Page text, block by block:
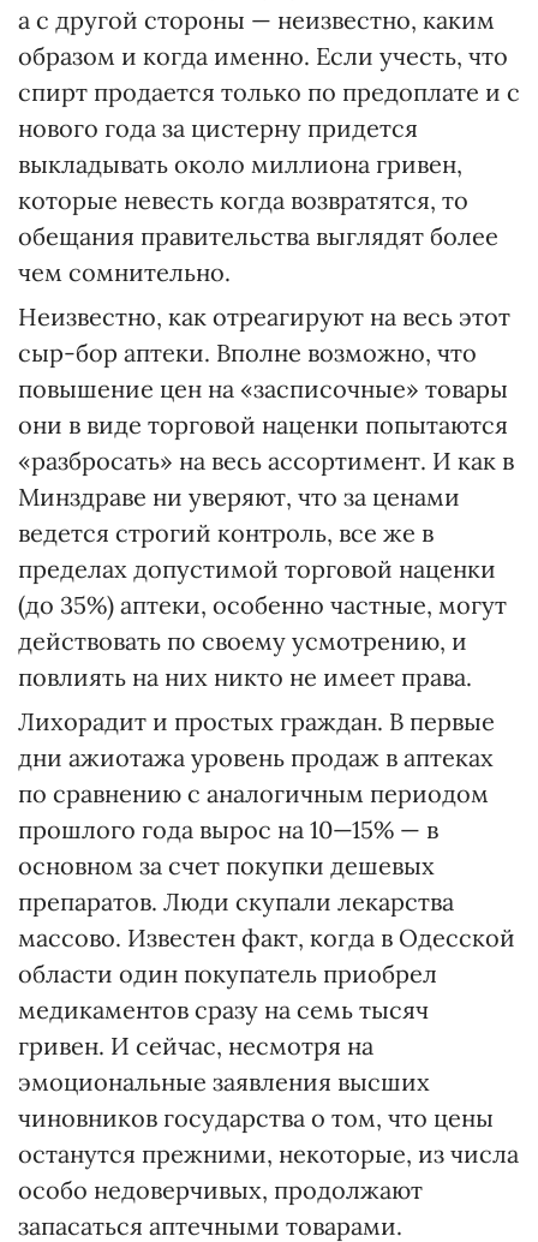
а с другой стороны — неизвестно, каким
образом и когда именно. Если учесть, что
спирт продается только по предоплате и с
нового года за цистерну придется
выкладывать около миллиона гривен,
которые невесть когда возвратятся, то
обещания правительства выглядят более
чем сомнительно.
Неизвестно, как отреагируют на весь этот
сыр-бор аптеки. Вполне возможно, что
повышение цен на «засписочные» товары
они в виде торговой наценки попытаются
«разбросать» на весь ассортимент. И как в
Минздраве ни уверяют, что за ценами
ведется строгий контроль, все же в
пределах допустимой торговой наценки
(до 35%) аптеки, особенно частные, могут
действовать по своему усмотрению, и
повлиять на них никто не имеет права.
Лихорадит и простых граждан. В первые
дни ажиотажа уровень продаж в аптеках
по сравнению с аналогичным периодом
прошлого года вырос на 10—15% — в
основном за счет покупки дешевых
препаратов. Люди скупали лекарства
массово. Известен факт, когда в Одесской
области один покупатель приобрел
медикаментов сразу на семь тысяч
гривен. И сейчас, несмотря на
эмоциональные заявления высших
чиновников государства о том, что цены
останутся прежними, некоторые, из числа
особо недоверчивых, продолжают
запасаться аптечными товарами.